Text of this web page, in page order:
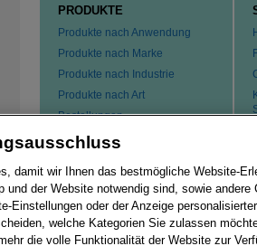
PRODUKTE
Produkte nach Anwendung
Produkte nach Marke
Produkte nach Industrie
Produkte nach Art
Bestellungen
damit wir Ihnen das bestmögliche Website-
und der Website notwendig sind, sowie
Einstellungen oder der Anzeige
welche Kategorien Sie zulassen
die volle Funktionalität der Website zur